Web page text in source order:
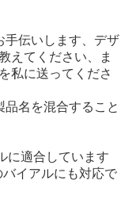
手伝いします、デザ
えてください、ま
私に送ってくださ
名を混合すること
に適合しています
イアルにも対応で